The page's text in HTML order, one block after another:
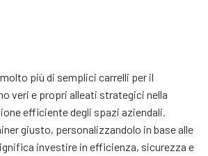
più di semplici carrelli per il
veri e propri alleati strategici nella
efficiente degli spazi aziendali.
giusto, personalizzandolo in base alle
investire in efficienza, sicurezza e